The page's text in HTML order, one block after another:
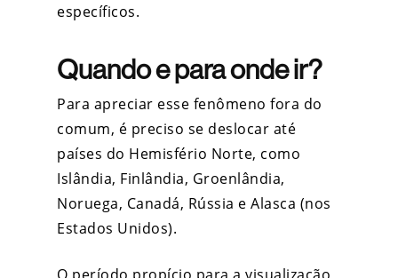
específicos.
Quando e para onde ir?
Para apreciar esse fenômeno fora do
comum, é preciso se deslocar até
países do Hemisfério Norte, como
Islândia, Finlândia, Groenlândia,
Noruega, Canadá, Rússia e Alasca (nos
Estados Unidos).